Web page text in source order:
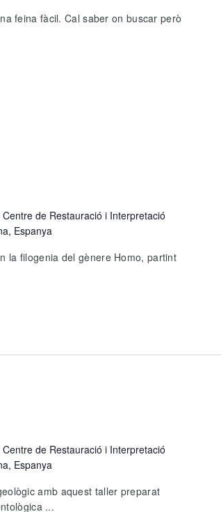
feina fàcil. Cal saber on buscar però
Centre de Restauració i Interpretació
Espanya
la filogenia del gènere Homo, partint
Centre de Restauració i Interpretació
Espanya
amb aquest taller preparat
...